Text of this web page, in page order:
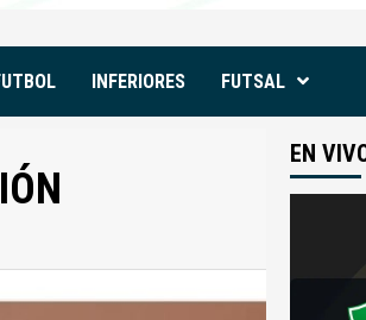
INFERIORES FUTSAL
EN